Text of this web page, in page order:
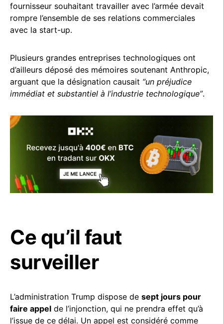
fournisseur souhaitant travailler avec l’armée devait
rompre l’ensemble de ses relations commerciales
avec la start-up.
Plusieurs grandes entreprises technologiques ont
d’ailleurs déposé des mémoires soutenant Anthropic,
arguant que la désignation causait “un préjudice
immédiat et substantiel à l’industrie technologique”.
Ce qu’il faut
surveiller
L’administration Trump dispose de sept jours pour
faire appel de l’injonction, qui ne prendra effet qu’à
l’issue de ce délai. Un appel est considéré comme